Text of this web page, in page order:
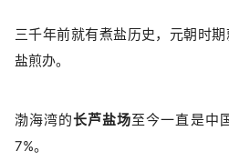
三千年前就有煮盐历史，元朝时
盐煎办。
渤海湾的长芦盐场至今一直是中
7%。